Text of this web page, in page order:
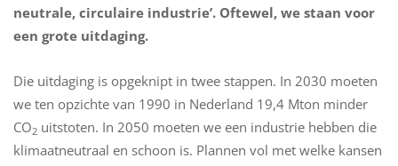
neutrale, circulaire industrie’. Oftewel, we staan voor
een grote uitdaging.
Die uitdaging is opgeknipt in twee stappen. In 2030 moeten
we ten opzichte van 1990 in Nederland 19,4 Mton minder
CO2 uitstoten. In 2050 moeten we een industrie hebben die
klimaatneutraal en schoon is. Plannen vol met welke kansen